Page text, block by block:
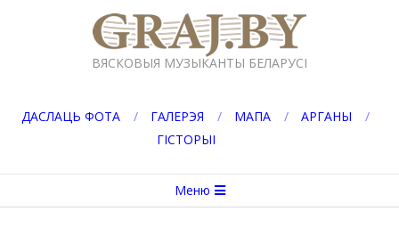
GRAJ.BY
ВЯСКОВЫЯ МУЗЫКАНТЫ БЕЛАРУСІ
ДАСЛАЦЬ ФОТА ГАЛЕРЭЯ МАПА
АРГАНЫ
ГІСТОРЫІ
меню
Меню